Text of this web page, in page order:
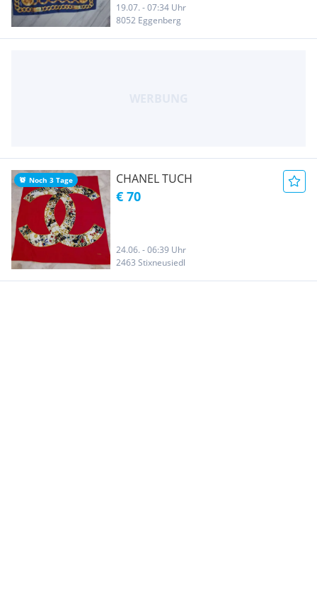
19.07. - 07:34 Uhr
8052 Eggenberg
Noch 3 Tage CHANEL TUCH
€ 70
24.06. - 06:39 Uhr
2463 Stixneusiedl